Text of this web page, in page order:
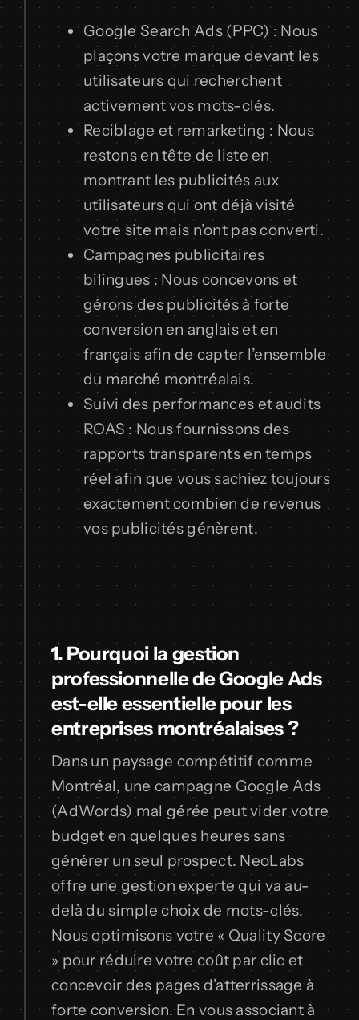
Google Search Ads (PPC) : Nous
plaçons votre marque devant les
utilisateurs qui recherchent
activement vos mots-clés.
Reciblage et remarketing : Nous
restons en tête de liste en
montrant les publicités aux
utilisateurs qui ont déjà visité
votre site mais n’ont pas converti.
Campagnes publicitaires
bilingues : Nous concevons et
gérons des publicités à forte
conversion en anglais et en
français afin de capter l’ensemble
du marché montréalais.
Suivi des performances et audits
ROAS : Nous fournissons des
rapports transparents en temps
réel afin que vous sachiez toujours
exactement combien de revenus
vos publicités génèrent.
1. Pourquoi la gestion
professionnelle de Google Ads
est-elle essentielle pour les
entreprises montréalaises ?
Dans un paysage compétitif comme
Montréal, une campagne Google Ads
(AdWords) mal gérée peut vider votre
budget en quelques heures sans
générer un seul prospect. NeoLabs
offre une gestion experte qui va au-
delà du simple choix de mots-clés.
Nous optimisons votre « Quality Score
» pour réduire votre coût par clic et
concevoir des pages d’atterrissage à
forte conversion. En vous associant à